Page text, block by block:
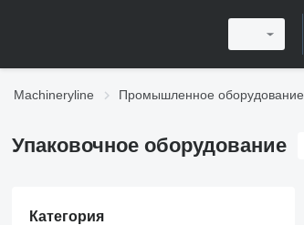
Machineryline Промышленное оборудование
Упаковочное оборудование
Категория